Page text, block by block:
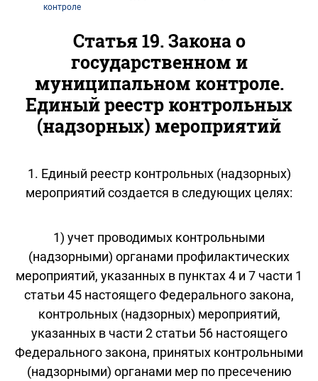
контроле
Статья 19. Закона о
государственном и
муниципальном контроле.
Единый реестр контрольных
(надзорных) мероприятий
1. Единый реестр контрольных (надзорных)
мероприятий создается в следующих целях:
1) учет проводимых контрольными
(надзорными) органами профилактических
мероприятий, указанных в пунктах 4 и 7 части 1
статьи 45 настоящего Федерального закона,
контрольных (надзорных) мероприятий,
указанных в части 2 статьи 56 настоящего
Федерального закона, принятых контрольными
(надзорными) органами мер по пресечению